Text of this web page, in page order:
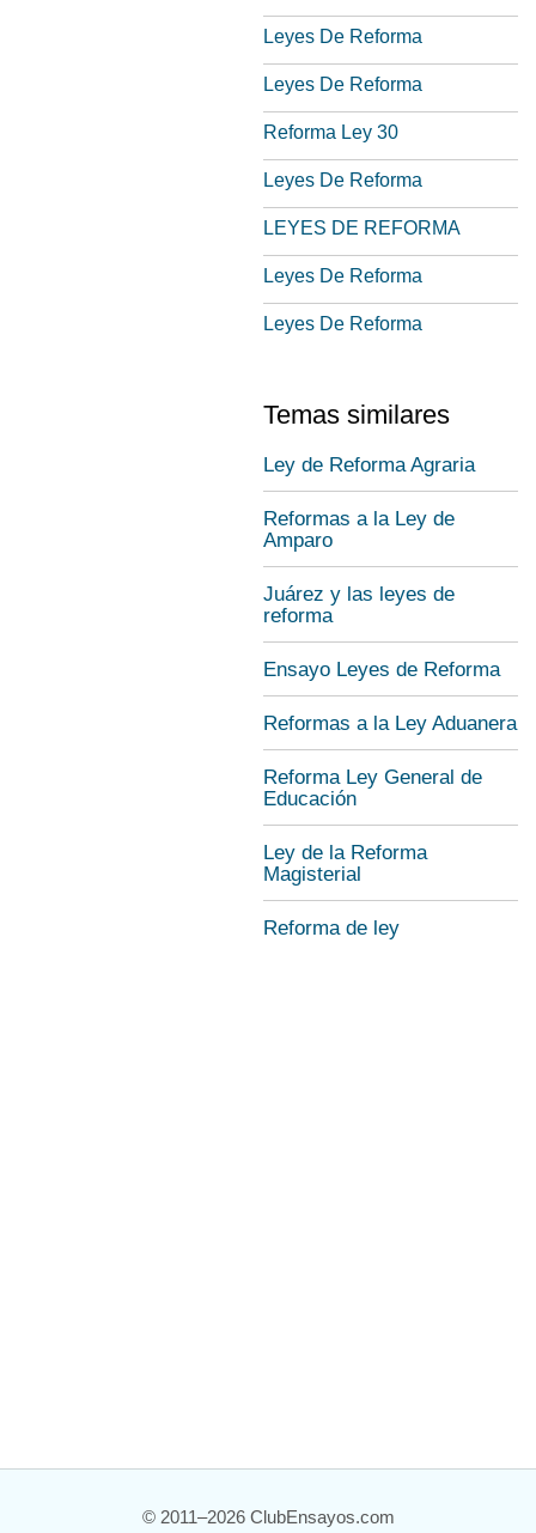
Leyes De Reforma
Leyes De Reforma
Reforma Ley 30
Leyes De Reforma
LEYES DE REFORMA
Leyes De Reforma
Leyes De Reforma
Temas similares
Ley de Reforma Agraria
Reformas a la Ley de
Amparo
Juárez y las leyes de
reforma
Ensayo Leyes de Reforma
Reformas a la Ley Aduanera
Reforma Ley General de
Educación
Ley de la Reforma
Magisterial
Reforma de ley
© 2011–2026 ClubEnsayos.com